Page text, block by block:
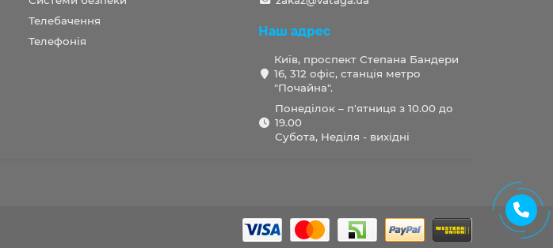
Телебачення
Телефонія
Наш адрес
Київ, проспект Степана Бандери
16, 312 офіс, станція метро
"Почайна".
Понеділок – п'ятниця з 10.00 до
19.00
Субота, Неділя - вихідні